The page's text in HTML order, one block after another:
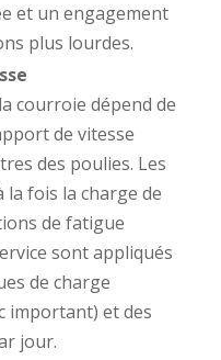
et un engagement
plus lourdes.
courroie dépend de
de vitesse
des poulies. Les
fois la charge de
de fatigue
sont appliqués
de charge
important) et des
jour.